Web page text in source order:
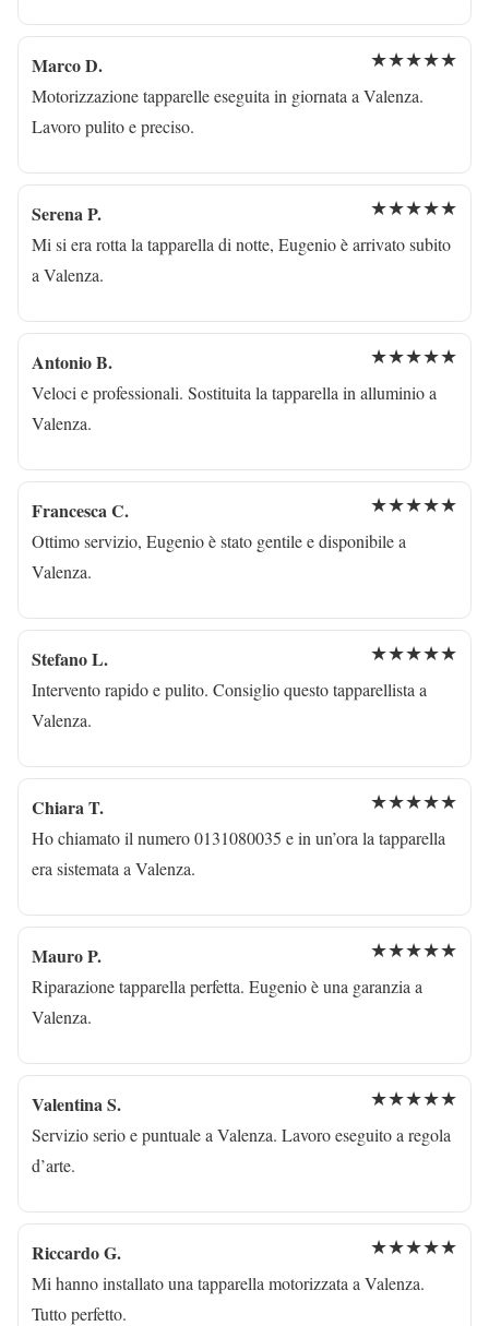
Marco D. ★★★★★
Motorizzazione tapparelle eseguita in giornata a Valenza.
Lavoro pulito e preciso.
Serena P. ★★★★★
Mi si era rotta la tapparella di notte, Eugenio è arrivato subito
a Valenza.
Antonio B. ★★★★★
Veloci e professionali. Sostituita la tapparella in alluminio a
Valenza.
Francesca C. ★★★★★
Ottimo servizio, Eugenio è stato gentile e disponibile a
Valenza.
Stefano L. ★★★★★
Intervento rapido e pulito. Consiglio questo tapparellista a
Valenza.
Chiara T. ★★★★★
Ho chiamato il numero 0131080035 e in un’ora la tapparella
era sistemata a Valenza.
Mauro P. ★★★★★
Riparazione tapparella perfetta. Eugenio è una garanzia a
Valenza.
Valentina S. ★★★★★
Servizio serio e puntuale a Valenza. Lavoro eseguito a regola
d’arte.
Riccardo G. ★★★★★
Mi hanno installato una tapparella motorizzata a Valenza.
Tutto perfetto.